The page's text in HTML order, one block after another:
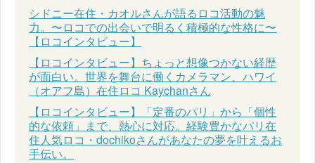
シドニー在住・カオルさんが語るロコ活動の魅
力。〜ロコでの出会いで明るく積極的な性格に〜
【ロコインタビュー】
【ロコインタビュー】ちょっと想像つかない経歴
が面白い。世界を舞台に働くカメラマン、ハワイ
（オアフ島）在住ロコ Kaychanさん
【ロコインタビュー】「定番のパリ」から「個性
的な依頼」まで、熱心に対応。経験豊かなパリ在
住人気ロコ・dochikoさんがあなたの夢を叶えるお
手伝い。